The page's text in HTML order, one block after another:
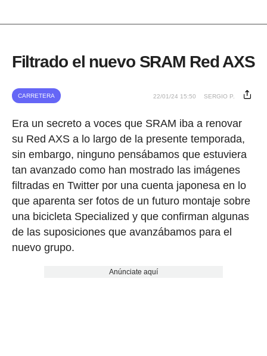
Filtrado el nuevo SRAM Red AXS
CARRETERA 22/01/24 15:50 SERGIO P.
Era un secreto a voces que SRAM iba a renovar
su Red AXS a lo largo de la presente temporada,
sin embargo, ninguno pensábamos que estuviera
tan avanzado como han mostrado las imágenes
filtradas en Twitter por una cuenta japonesa en lo
que aparenta ser fotos de un futuro montaje sobre
una bicicleta Specialized y que confirman algunas
de las suposiciones que avanzábamos para el
nuevo grupo.
Anúnciate aquí